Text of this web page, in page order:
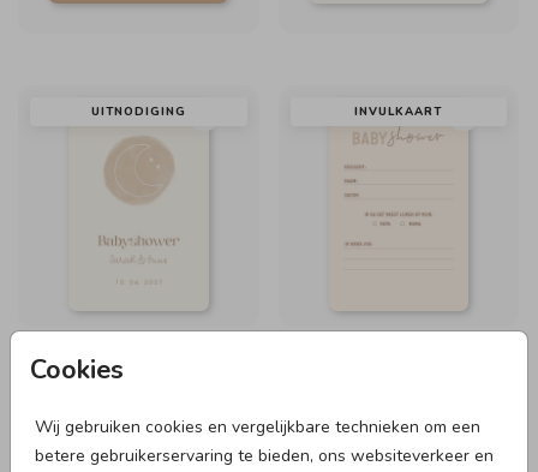
Cookies
Wij gebruiken cookies en vergelijkbare technieken om een
betere gebruikerservaring te bieden, ons websiteverkeer en
UITNODIGING INVULKAART